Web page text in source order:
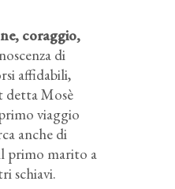
coraggio,
di
affidabili,
detta Mosè
viaggio
anche di
primo marito a
schiavi.